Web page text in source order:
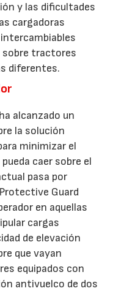
y las dificultades
cargadoras
sobre tractores
diferentes.
alcanzado un
la solución
minimizar el
caer sobre el
pasa por
Guard
en aquellas
cargas
de elevación
que vayan
equipados con
antivuelco de dos